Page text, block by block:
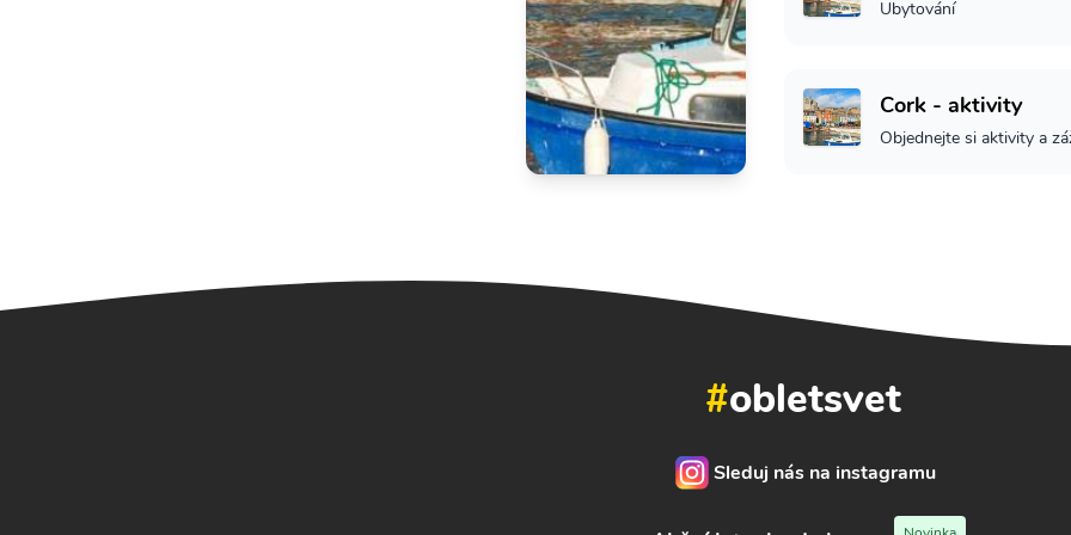
Ubytování
Cork - aktivity
Objednejte si aktivity a
#obletsvet
Sleduj nás na instagramu